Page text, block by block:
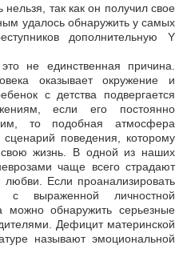
нельзя, так как он получил свое
удалось обнаружить у самых
дополнительную Y
не единственная причина.
оказывает окружение и
с детства подвергается
если его постоянно
то подобная атмосфера
поведения, которому
жизнь. В одной из наших
чаще всего страдают
Если проанализировать
с выраженной личностной
можно обнаружить серьезные
Дефицит материнской
называют эмоциональной